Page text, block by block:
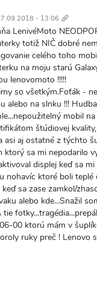
- 13:06 odkaz
LenivéMoto
totiž NIČ dobré
celého toho
na moju starú
lenovomoto !!!!!
so všetkým.Foťák -
alebo na slnku !!!
mobil
štúdiovej
asi aj ostatné z týchto
ktorý sa mi nepodarilo
displej keď sa
nohavíc ktoré boli
sa zase zamkol/
alebo kde...Snažil
tie
00 ktorú mám v
ruky preč ! Lenovo